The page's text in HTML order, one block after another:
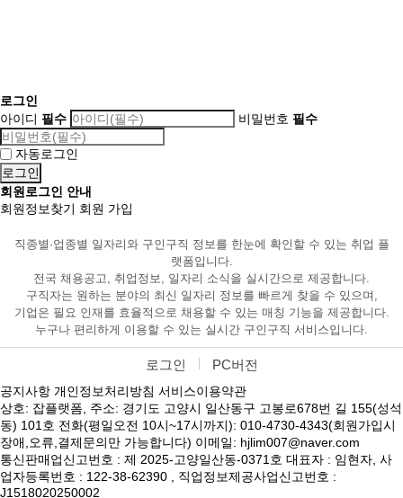
로그인
아이디 필수 비밀번호 필수
자동로그인
회원로그인 안내
회원정보찾기 회원 가입
직종별·업종별 일자리와 구인구직 정보를 한눈에 확인할 수 있는 취업 플
랫폼입니다.
전국 채용공고, 취업정보, 일자리 소식을 실시간으로 제공합니다.
구직자는 원하는 분야의 최신 일자리 정보를 빠르게 찾을 수 있으며,
기업은 필요 인재를 효율적으로 채용할 수 있는 매칭 기능을 제공합니다.
누구나 편리하게 이용할 수 있는 실시간 구인구직 서비스입니다.
로그인 PC버전
공지사항 개인정보처리방침 서비스이용약관
상호: 잡플랫폼, 주소: 경기도 고양시 일산동구 고봉로678번 길 155(성석
동) 101호 전화(평일오전 10시~17시까지): 010-4730-4343(회원가입시
장애,오류,결제문의만 가능합니다) 이메일: hjlim007@naver.com
통신판매업신고번호 : 제 2025-고양일산동-0371호 대표자 : 임현자, 사
업자등록번호 : 122-38-62390 , 직업정보제공사업신고번호 :
J1518020250002